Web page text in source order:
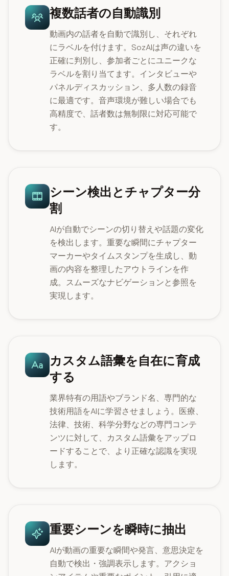
複数話者の自動識別
動画内の話者を自動で識別し、それぞれ
にラベルを付けます。SozAIは声の違いを
正確に判別し、参加者ごとにユニークな
ラベルを割り当てます。インタビューや
パネルディスカッション、多人数の録音
に最適です。音声環境が難しい場合でも
高精度で、話者数は無制限に対応可能で
す。
シーン検出とチャプター分
割
AIが自動でシーンの切り替えや話題の変化
を検出します。重要な瞬間にチャプター
マーカーやタイムスタンプを生成し、動
画の内容を整理したアウトラインを作
成。スムーズなナビゲーションと参照を
実現します。
カスタム語彙を自在に育成
する
業界特有の用語やブランド名、専門的な
技術用語をAIに学習させましょう。医療、
法律、技術、科学分野などの専門コンテ
ンツに対して、カスタム語彙をアップロ
ードすることで、より正確な認識を実現
します。
重要シーンを瞬時に抽出
AIが動画の重要な瞬間や発言、意思決定を
自動で検出・強調表示します。アクショ